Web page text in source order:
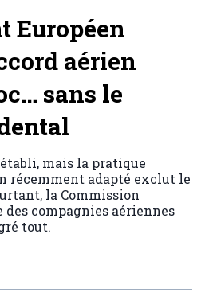
Européen
aérien
sans le
mais la pratique
récemment adapté exclut le
la Commission
des compagnies aériennes
tout.